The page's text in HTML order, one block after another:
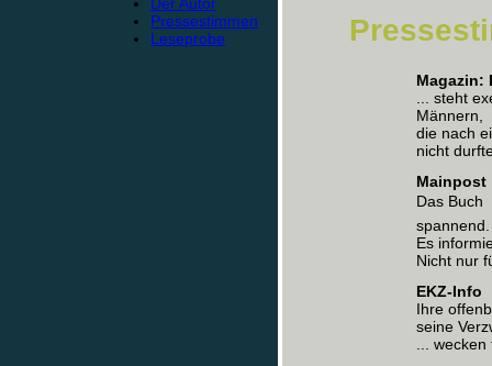
Pressestimmen
Leseprobe
Magazin:
... steht
Männern,
die nach
nicht
Mainpost
Das Buch
spannend.
Es
Nicht nur
EKZ-Info
Ihre
seine
...